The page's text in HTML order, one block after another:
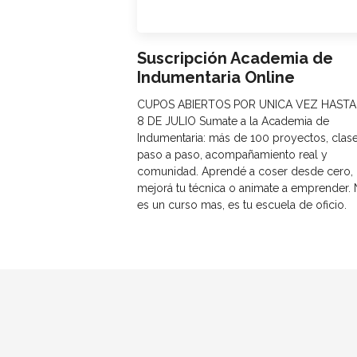
Suscripción Academia de
Indumentaria Online
CUPOS ABIERTOS POR UNICA VEZ HASTA
8 DE JULIO Sumate a la Academia de
Indumentaria: más de 100 proyectos,
paso a paso, acompañamiento real y
comunidad. Aprendé a coser desde cero,
mejorá tu técnica o animate a emprender.
es un curso mas, es tu escuela de oficio.